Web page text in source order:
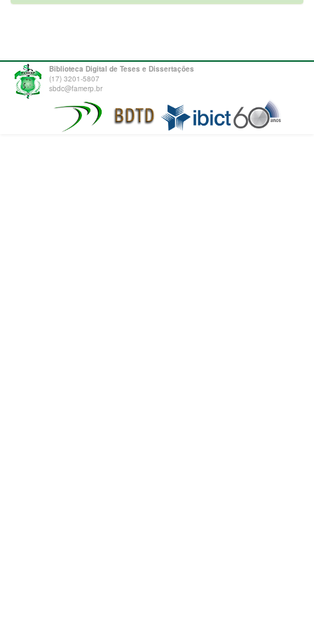
Biblioteca Digital de Teses e Dissertações
(17) 3201-5807
sbdc@famerp.br